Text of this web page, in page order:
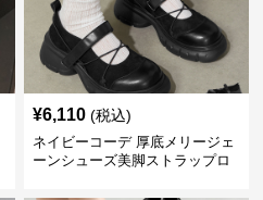
¥6,110 (税込)
ネイビーコーデ 厚底メリージェ
ーンシューズ美脚ストラップロ